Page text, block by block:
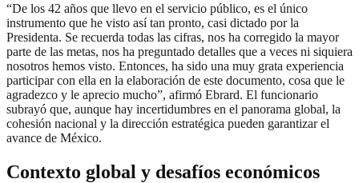
“De los 42 años que llevo en el servicio público, es el único
instrumento que he visto así tan pronto, casi dictado por la
Presidenta. Se recuerda todas las cifras, nos ha corregido la mayor
parte de las metas, nos ha preguntado detalles que a veces ni siquiera
nosotros hemos visto. Entonces, ha sido una muy grata experiencia
participar con ella en la elaboración de este documento, cosa que le
agradezco y le aprecio mucho”, afirmó Ebrard. El funcionario
subrayó que, aunque hay incertidumbres en el panorama global, la
cohesión nacional y la dirección estratégica pueden garantizar el
avance de México.
Contexto global y desafíos económicos